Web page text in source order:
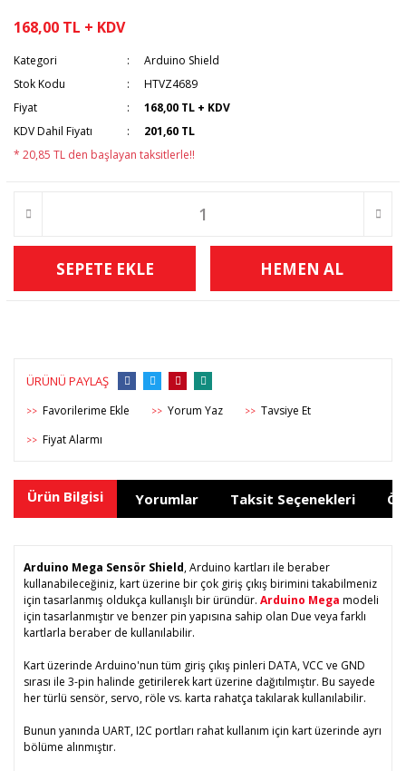
168,00 TL + KDV
Kategori
Arduino Shield
Stok Kodu
HTVZ4689
Fiyat
168,00 TL + KDV
KDV Dahil Fiyatı
201,60 TL
* 20,85 TL den başlayan taksitlerle!!
SEPETE EKLE HEMEN AL
ÜRÜNÜ PAYLAŞ
>> >> Yorum Yaz >> Tavsiye Et
>> Fiyat Alarmı
Ürün Bilgisi Yorumlar Taksit Seçenekleri
Arduino Mega Sensör Shield, Arduino kartları ile beraber
kullanabileceğiniz, kart üzerine bir çok giriş çıkış birimini takabilmeniz
için tasarlanmış oldukça kullanışlı bir üründür. Arduino Mega modeli
için tasarlanmıştır ve benzer pin yapısına sahip olan Due veya farklı
kartlarla beraber de kullanılabilir.
Kart üzerinde Arduino'nun tüm giriş çıkış pinleri DATA, VCC ve GND
sırası ile 3-pin halinde getirilerek kart üzerine dağıtılmıştır. Bu sayede
her türlü sensör, servo, röle vs. karta rahatça takılarak kullanılabilir.
Bunun yanında UART, I2C portları rahat kullanım için kart üzerinde ayrı
bölüme alınmıştır.